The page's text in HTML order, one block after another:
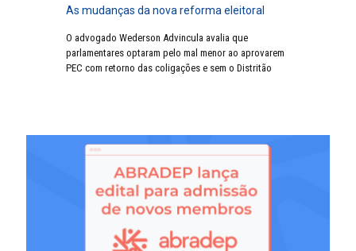
As mudanças da nova reforma eleitoral
O advogado Wederson Advincula avalia que
parlamentares optaram pelo mal menor ao aprovarem
PEC com retorno das coligações e sem o Distritão